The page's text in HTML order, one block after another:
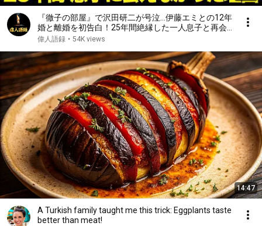
『徹子の部屋』で沢田研二が号泣…伊藤エミとの12年
婚と離婚を初告白！25年間絶縁した一人息子と再会
した“本当の理由”｜亡き元妻が遺した最期の遺言が起
偉人語録 • 54K views
14:47
A Turkish family taught me this trick: Eggplants taste
better than meat!